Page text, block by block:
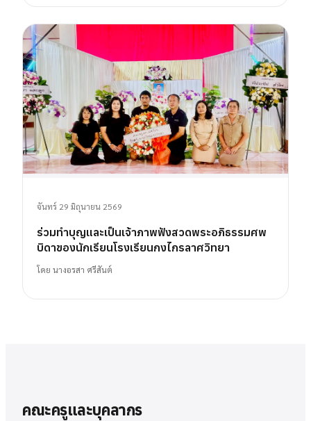
จันทร์ 29 มิถุนายน 2569
ร่วมทำบุญและเป็นเจ้าภาพฟังสวดพระอภิธรรมศพ
บิดาของนักเรียนโรงเรียนกงไกรลาศวิทยา
โดย นางอรสา ศรีสันต์
คณะครูและบุคลากร